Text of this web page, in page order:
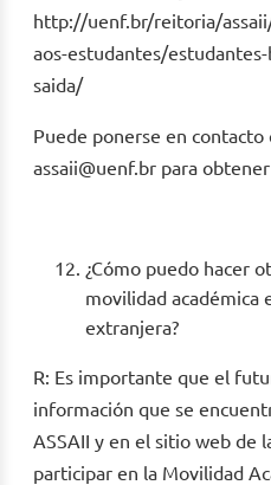
http://uenf.br/reitoria/
aos-estudantes/
saida/
Puede ponerse en contacto
assaii@uenf.br para
¿Cómo puedo hacer
movilidad académica
extranjera?
R: Es importante que el
información que se
ASSAII y en el sitio web de
participar en la Movilidad